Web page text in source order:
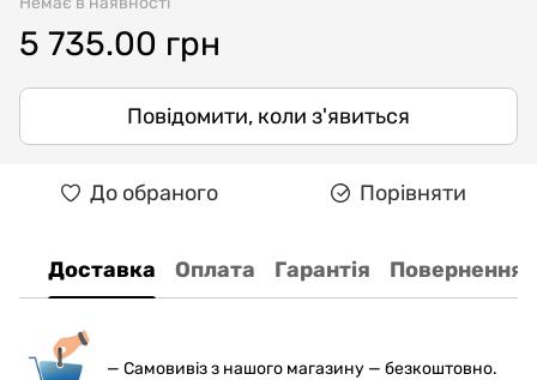
5 735.00 грн
Повідомити, коли з'явиться
До обраного Порівняти
Доставка Оплата Гарантія Повернення
— Самовивіз з нашого магазину — безкоштовно.